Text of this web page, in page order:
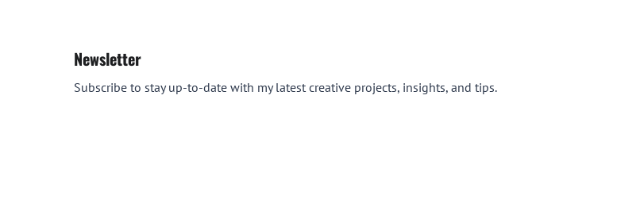
Newsletter
Subscribe to stay up-to-date with my latest creative projects, insights, and tips.